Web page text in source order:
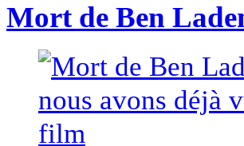
Mort de Ben